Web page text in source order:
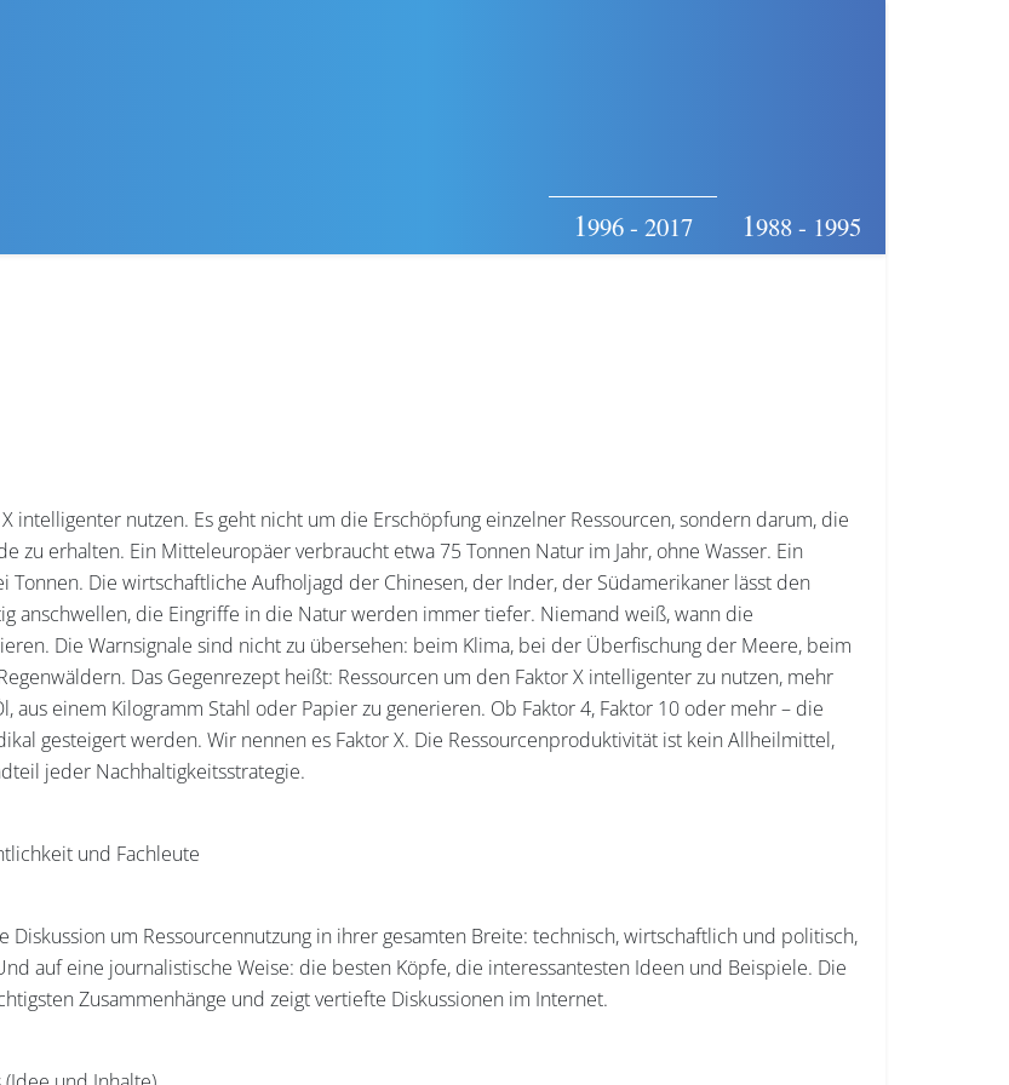
1996 - 2017 1988 - 1995
intelligenter nutzen. Es geht nicht um die Erschöpfung einzelner Ressourcen, sondern darum, die
zu erhalten. Ein Mitteleuropäer verbraucht etwa 75 Tonnen Natur im Jahr, ohne Wasser. Ein
Tonnen. Die wirtschaftliche Aufholjagd der Chinesen, der Inder, der Südamerikaner lässt den
anschwellen, die Eingriffe in die Natur werden immer tiefer. Niemand weiß, wann die
Die Warnsignale sind nicht zu übersehen: beim Klima, bei der Überfischung der Meere, beim
Das Gegenrezept heißt: Ressourcen um den Faktor X intelligenter zu nutzen, mehr
aus einem Kilogramm Stahl oder Papier zu generieren. Ob Faktor 4, Faktor 10 oder mehr – die
gesteigert werden. Wir nennen es Faktor X. Die Ressourcenproduktivität ist kein Allheilmittel,
jeder Nachhaltigkeitsstrategie.
und Fachleute
um Ressourcennutzung in ihrer gesamten Breite: technisch, wirtschaftlich und politisch,
auf eine journalistische Weise: die besten Köpfe, die interessantesten Ideen und Beispiele. Die
Zusammenhänge und zeigt vertiefte Diskussionen im Internet.